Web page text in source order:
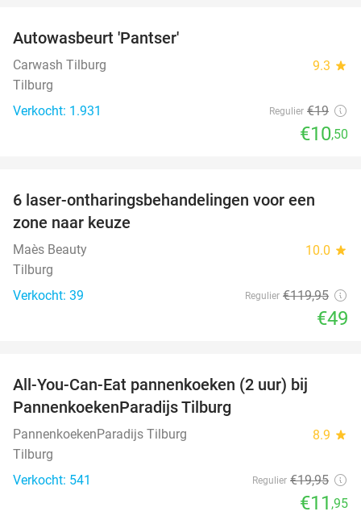
Autowasbeurt 'Pantser'
Carwash Tilburg 9.3 star
Tilburg
Verkocht: 1.931
Regulier €19
€10,50
59%
6 laser-ontharingsbehandelingen voor een
zone naar keuze
Maès Beauty 10.0 star
Tilburg
Verkocht: 39
Regulier €119,95
€49
All-You-Can-Eat pannenkoeken (2 uur) bij
PannenkoekenParadijs Tilburg
PannenkoekenParadijs Tilburg 8.9 star
Tilburg
Verkocht: 541
Regulier €19,95
€11 ,95